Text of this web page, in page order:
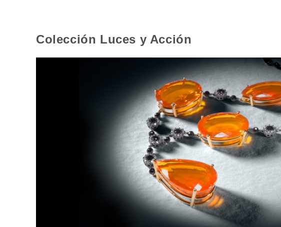
Colección Luces y Acción